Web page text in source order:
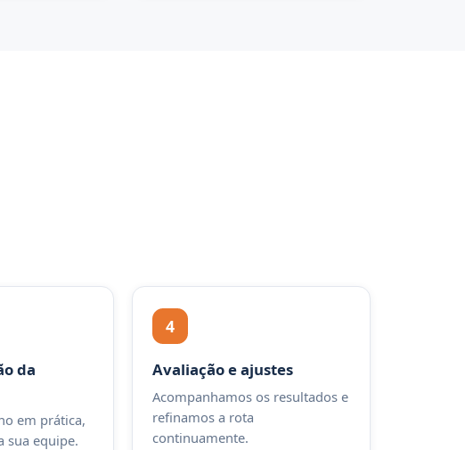
da
em prática,
sua equipe.
4
Avaliação e ajustes
Acompanhamos os resultados e
refinamos a rota
continuamente.